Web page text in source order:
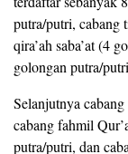
putra/putri, cabang
qira’ah saba’at (4
golongan putra/
Selanjutnya
cabang fahmil
putra/putri, dan